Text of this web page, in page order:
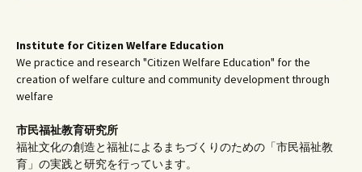
Institute for Citizen Welfare Education
We practice and research "Citizen Welfare Education" for the
creation of welfare culture and community development through
welfare
市民福祉教育研究所
福祉文化の創造と福祉によるまちづくりのための「市民福祉教
育」の実践と研究を行っています。